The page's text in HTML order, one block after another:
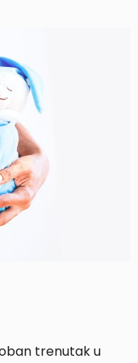
trenutak u